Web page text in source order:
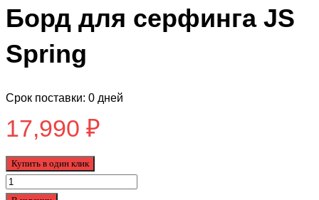
Борд для серфинга JS
Spring
Срок поставки: 0 дней
17,990 ₽
Купить в один клик
Количество